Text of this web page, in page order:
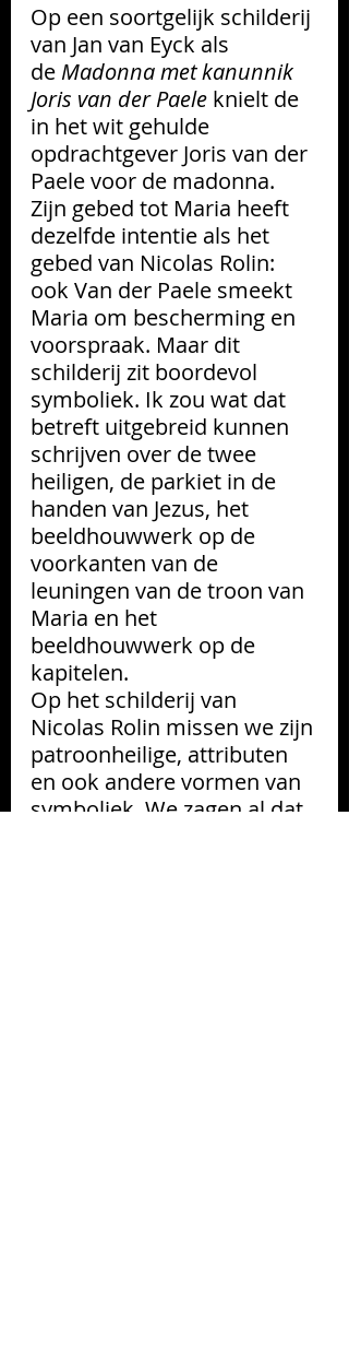
Op een soortgelijk schilderij
van Jan van Eyck als
de Madonna met kanunnik
Joris van der Paele knielt de
in het wit gehulde
opdrachtgever Joris van der
Paele voor de madonna.
Zijn gebed tot Maria heeft
dezelfde intentie als het
gebed van Nicolas Rolin:
ook Van der Paele smeekt
Maria om bescherming en
voorspraak. Maar dit
schilderij zit boordevol
symboliek. Ik zou wat dat
betreft uitgebreid kunnen
schrijven over de twee
heiligen, de parkiet in de
handen van Jezus, het
beeldhouwwerk op de
voorkanten van de
leuningen van de troon van
Maria en het
beeldhouwwerk op de
kapitelen.
Op het schilderij van
Nicolas Rolin missen we zijn
patroonheilige, attributen
en ook andere vormen van
symboliek. We zagen al dat